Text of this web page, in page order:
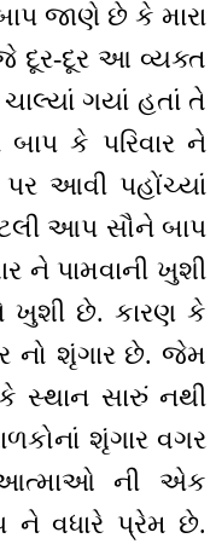
જાણે છે કે મારા
દૂર-દૂર આ વ્યક્ત
ચાલ્યાં ગયાં હતાં તે
બાપ કે પરિવાર ને
પર આવી પહોંચ્યાં
આપ સૌને બાપ
ને પામવાની ખુશી
ખુશી છે. કારણ કે
નો શૃંગાર છે. જેમ
સ્થાન સારું નથી
શૃંગાર વગર
આત્માઓ ની એક
ને વધારે પ્રેમ છે.